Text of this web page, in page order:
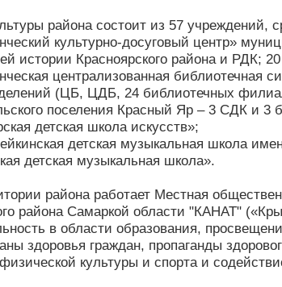
района состоит из 57 учреждений,
культурно-досуговый центр»
истории Красноярского района и РДК;
централизованная библиотечная
(ЦБ, ЦДБ, 24 библиотечных
поселения Красный Яр – 3 СДК и 3
детская школа искусств»;
детская музыкальная школа
детская музыкальная школа».
района работает Местная
района Самаркой области "КАНАТ"
в области образования,
здоровья граждан, пропаганды
культуры и спорта и